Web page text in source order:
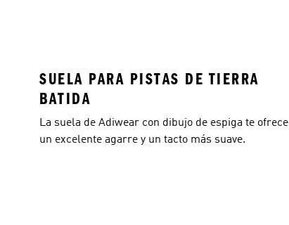
SUELA PARA PISTAS DE TIERRA
BATIDA
La suela de Adiwear con dibujo de espiga te ofrece
un excelente agarre y un tacto más suave.